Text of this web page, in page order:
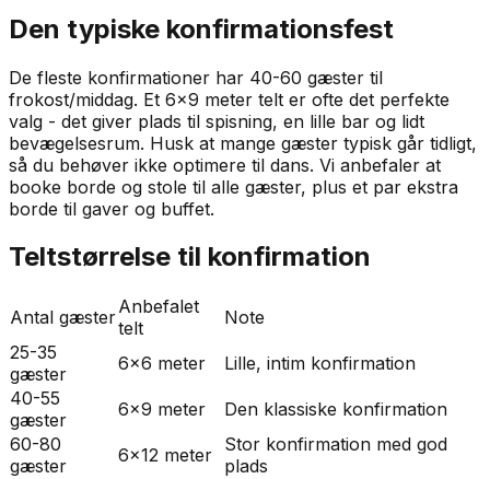
Den typiske konfirmationsfest
De fleste konfirmationer har 40-60 gæster til
frokost/middag. Et 6x9 meter telt er ofte det perfekte
valg - det giver plads til spisning, en lille bar og lidt
bevægelsesrum. Husk at mange gæster typisk går tidligt,
så du behøver ikke optimere til dans. Vi anbefaler at
booke borde og stole til alle gæster, plus et par ekstra
borde til gaver og buffet.
Teltstørrelse til konfirmation
Antal gæsterAnbefalet
telt
Note
25-35
gæster
6x6 meter
Lille, intim konfirmation
40-55
gæster
6x9 meter
Den klassiske konfirmation
60-80
gæster
6x12 meter Stor konfirmation med god
plads